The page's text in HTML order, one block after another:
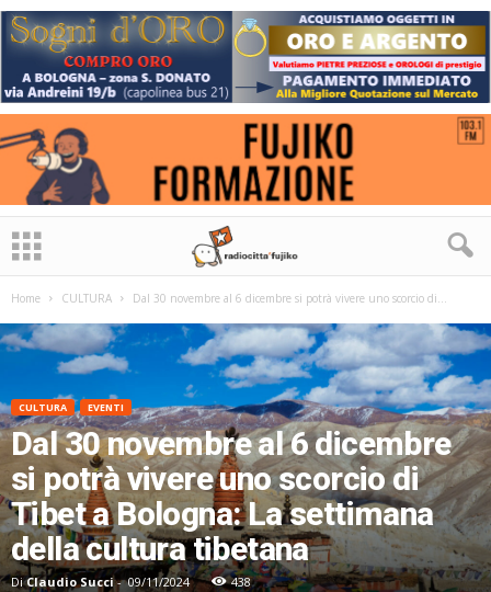
Home CULTURA Dal 30 novembre al 6 dicembre si potrà vivere uno scorcio di...
CULTURA EVENTI
Dal 30 novembre al 6 dicembre
si potrà vivere uno scorcio di
Tibet a Bologna: La settimana
della cultura tibetana
Di Claudio Succi- 09/11/2024 438